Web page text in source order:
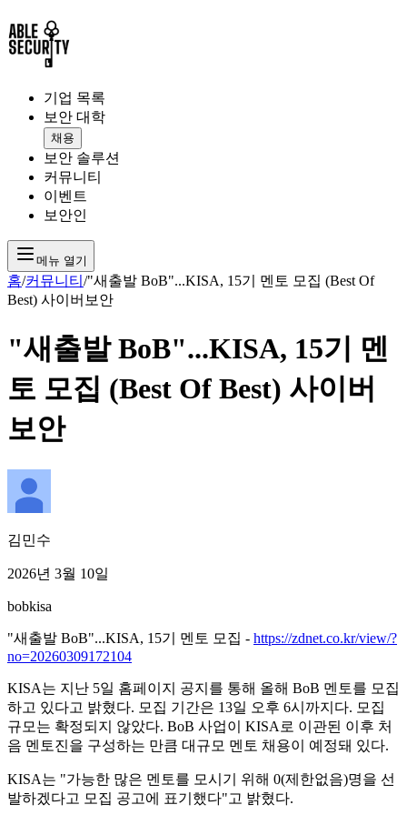
기업 목록
보안 대학
채용
보안 솔루션
커뮤니티
이벤트
보안인
메뉴 열기
홈/커뮤니티 /"새출발 BoB"...KISA, 15기 멘토 모집 (Best Of
Best) 사이버보안
"새출발 BoB"...KISA, 15기 멘
토 모집 (Best Of Best) 사이버
보안
김민수
2026년 3월 10일
bobkisa
"새출발 BoB"...KISA, 15기 멘토 모집 - https://zdnet.co.kr/view/?
no=20260309172104
KISA는 지난 5일 홈페이지 공지를 통해 올해 BoB 멘토를 모집
하고 있다고 밝혔다. 모집 기간은 13일 오후 6시까지다. 모집
규모는 확정되지 않았다. BoB 사업이 KISA로 이관된 이후 처
음 멘토진을 구성하는 만큼 대규모 멘토 채용이 예정돼 있다.
KISA는 "가능한 많은 멘토를 모시기 위해 0(제한없음)명을 선
발하겠다고 모집 공고에 표기했다"고 밝혔다.